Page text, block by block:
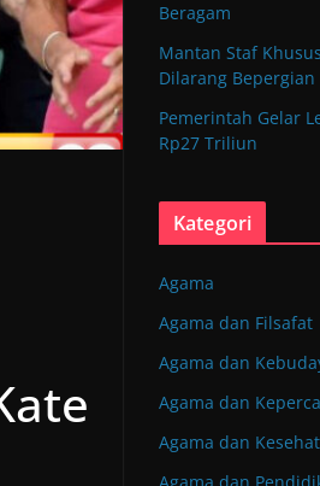
Beragam
Mantan Staf
Dilarang
Pemerintah Gelar
Rp27 Triliun
Kategori
Agama
Agama dan Filsafat
Agama dan
Agama dan
Agama dan